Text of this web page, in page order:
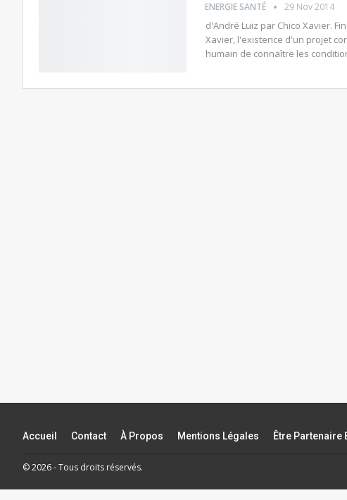
ENERGIE SANTÉ 29 Nov 2014
d'André Luiz par Chico Xavier.
Xavier, l'existence d'un projet
humain de connaître les
Accueil Contact À Propos Mentions Légales Être Partenaire
© 2026 - Tous droits réservés.